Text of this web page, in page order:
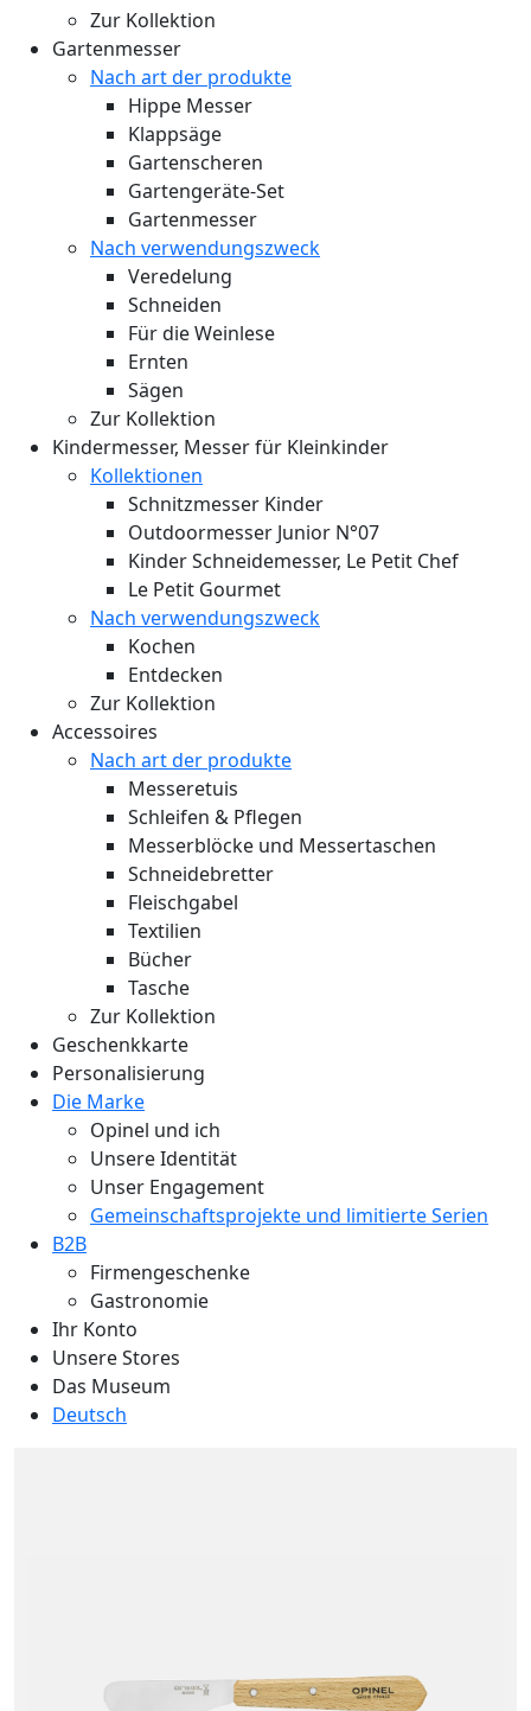
Zur Kollektion
Gartenmesser
Nach art der produkte
Hippe Messer
Klappsäge
Gartenscheren
Gartengeräte-Set
Gartenmesser
Nach verwendungszweck
Veredelung
Schneiden
Für die Weinlese
Ernten
Sägen
Zur Kollektion
Kindermesser, Messer für Kleinkinder
Kollektionen
Schnitzmesser Kinder
Outdoormesser Junior N°07
Kinder Schneidemesser, Le Petit Chef
Le Petit Gourmet
Nach verwendungszweck
Kochen
Entdecken
Zur Kollektion
Accessoires
Nach art der produkte
Messeretuis
Schleifen & Pflegen
Messerblöcke und Messertaschen
Schneidebretter
Fleischgabel
Textilien
Bücher
Tasche
Zur Kollektion
Geschenkkarte
Personalisierung
Die Marke
Opinel und ich
Unsere Identität
Unser Engagement
Gemeinschaftsprojekte und limitierte Serien
B2B
Firmengeschenke
Gastronomie
Ihr Konto
Unsere Stores
Das Museum
Deutsch